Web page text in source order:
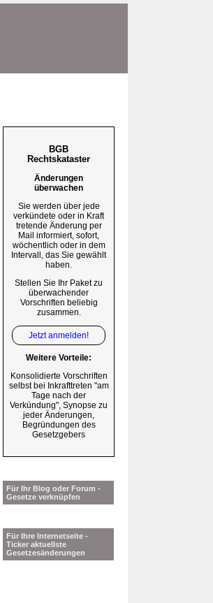
BGB
Rechtskataster
Änderungen
überwachen
Sie werden über jede
verkündete oder in Kraft
tretende Änderung per
Mail informiert, sofort,
wöchentlich oder in dem
Intervall, das Sie gewählt
haben.
Stellen Sie Ihr Paket zu
überwachender
Vorschriften beliebig
zusammen.
Jetzt anmelden!
Weitere Vorteile:
Konsolidierte Vorschriften
selbst bei Inkrafttreten "am
Tage nach der
Verkündung", Synopse zu
jeder Änderungen,
Begründungen des
Gesetzgebers
Für Ihr Blog oder Forum -
Gesetze verknüpfen
Für Ihre Internetseite -
Ticker aktuellste
Gesetzesänderungen